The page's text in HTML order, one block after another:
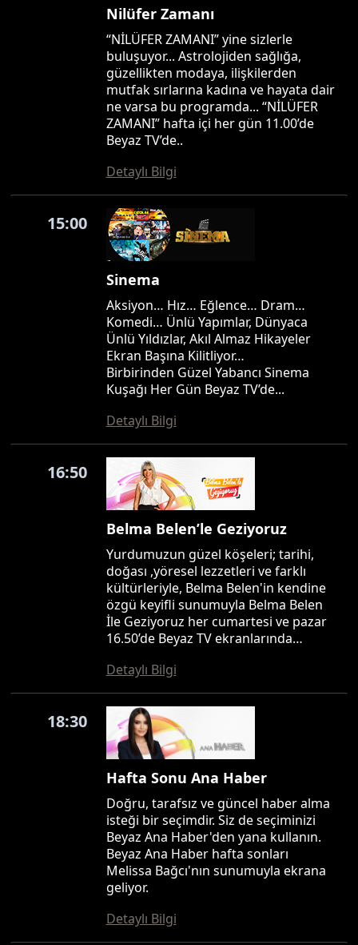
Nilüfer Zamanı
“NİLÜFER ZAMANI” yine sizlerle
buluşuyor... Astrolojiden sağlığa,
güzellikten modaya, ilişkilerden
mutfak sırlarına kadına ve hayata dair
ne varsa bu programda... “NİLÜFER
ZAMANI” hafta içi her gün 11.00’de
Beyaz TV’de..
Detaylı Bilgi
15:00
Sinema
Aksiyon… Hız… Eğlence… Dram…
Komedi… Ünlü Yapımlar, Dünyaca
Ünlü Yıldızlar, Akıl Almaz Hikayeler
Ekran Başına Kilitliyor…
Birbirinden Güzel Yabancı Sinema
Kuşağı Her Gün Beyaz TV’de...
Detaylı Bilgi
16:50
Belma Belen’le Geziyoruz
Yurdumuzun güzel köşeleri; tarihi,
doğası ,yöresel lezzetleri ve farklı
kültürleriyle, Belma Belen'in kendine
özgü keyifli sunumuyla Belma Belen
İle Geziyoruz her cumartesi ve pazar
16.50’de Beyaz TV ekranlarında…
Detaylı Bilgi
18:30
Hafta Sonu Ana Haber
Doğru, tarafsız ve güncel haber alma
isteği bir seçimdir. Siz de seçiminizi
Beyaz Ana Haber'den yana kullanın.
Beyaz Ana Haber hafta sonları
Melissa Bağcı'nın sunumuyla ekrana
geliyor.
Detaylı Bilgi